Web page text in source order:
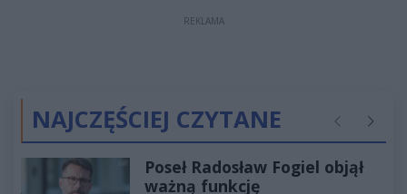
REKLAMA
NAJCZĘŚCIEJ CZYTANE Poprzednie
Poseł Radosław Fogiel objął
ważną funkcję